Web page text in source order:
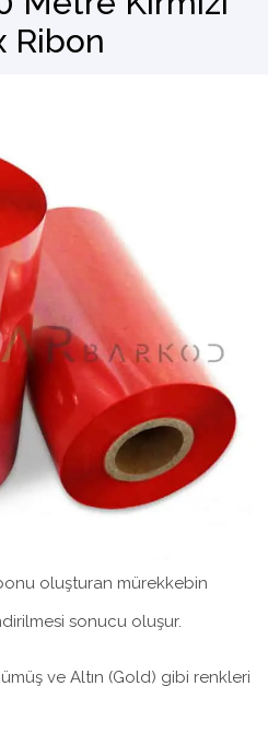
Ribon
oluşturan mürekkebin
sonucu oluşur.
ve Altın (Gold) gibi renkleri